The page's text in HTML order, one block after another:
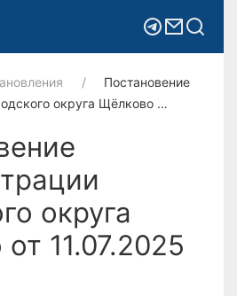
Постановение
округа Щёлково …
округа
11.07.2025